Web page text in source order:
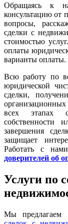
Обращаясь к
консультацию от
вопросы,
сделки с
стоимостью
оплаты
варианты оплаты.
Всю работу по
юридической
сделки,
всех этапах
собственности
завершения
защищает
Работать с
доверителей об
Услуги по
Мы предлагаем